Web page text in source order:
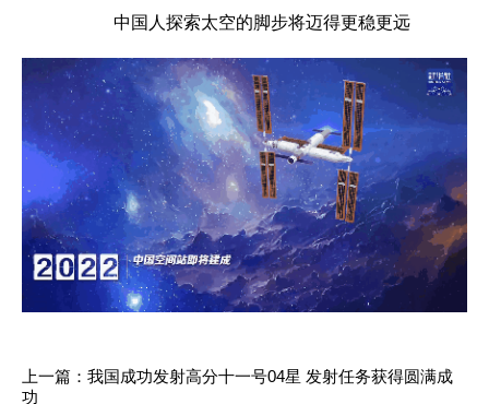
中国人探索太空的脚步将迈得更稳更远
上一篇： 我国成功发射高分十一号04星 发射任务获得圆满成
功